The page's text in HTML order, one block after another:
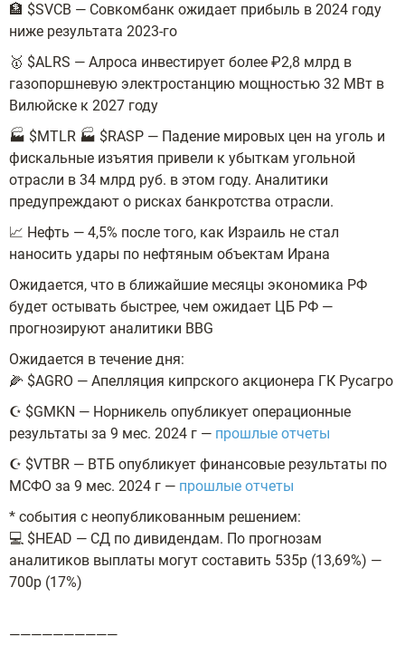
🏦 $SVCB — Совкомбанк ожидает прибыль в 2024 году
ниже результата 2023-го
🥇 $ALRS — Алроса инвестирует более ₽2,8 млрд в
газопоршневую электростанцию мощностью 32 МВт в
Вилюйске к 2027 году
🏭 $MTLR 🏭 $RASP — Падение мировых цен на уголь и
фискальные изъятия привели к убыткам угольной
отрасли в 34 млрд руб. в этом году. Аналитики
предупреждают о рисках банкротства отрасли.
📈 Нефть — 4,5% после того, как Израиль не стал
наносить удары по нефтяным объектам Ирана
Ожидается, что в ближайшие месяцы экономика РФ
будет остывать быстрее, чем ожидает ЦБ РФ —
прогнозируют аналитики BBG
Ожидается в течение дня:
🌽 $AGRO — Апелляция кипрского акционера ГК Русагро
☪️ $GMKN — Норникель опубликует операционные
результаты за 9 мес. 2024 г — прошлые отчеты
☪️ $VTBR — ВТБ опубликует финансовые результаты по
МСФО за 9 мес. 2024 г — прошлые отчеты
* события с неопубликованным решением:
💻 $HEAD — СД по дивидендам. По прогнозам
аналитиков выплаты могут составить 535р (13,69%) —
700р (17%)
——————————